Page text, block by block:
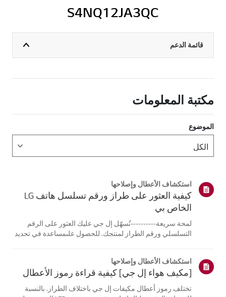
S4NQ12JA3QC
قائمة الدعم
مكتبة المعلومات
الموضوع
استكشاف الأعطال وإصلاحها
كيفية العثور على طراز ورقم تسلسل هاتف LG
الخاص بي
لمحة سريعة----------تُسهّل إل جي عليك العثور على الرقم
التسلسلي ورقم الطراز لمنتجك. للحصول علىمساعدة في تحديد
تختلف الصور أو ا...
استكشاف الأعطال وإصلاحها
[مكيف هواء إل جي] كيفية قراءة رموز الأعطال
تختلف رموز أعطال مكيفات إل جي باختلاف الطراز. بالنسبة